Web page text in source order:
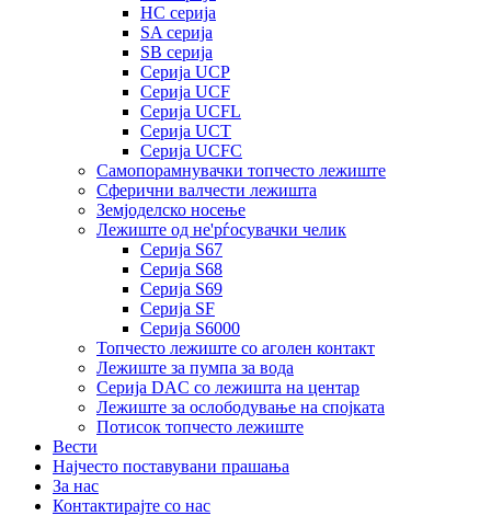
HC серија
SA серија
SB серија
Серија UCP
Серија UCF
Серија UCFL
Серија UCT
Серија UCFC
Самопорамнувачки топчесто лежиште
Сферични валчести лежишта
Земјоделско носење
Лежиште од не'рѓосувачки челик
Серија S67
Серија S68
Серија S69
Серија SF
Серија S6000
Топчесто лежиште со аголен контакт
Лежиште за пумпа за вода
Серија DAC со лежишта на центар
Лежиште за ослободување на спојката
Потисок топчесто лежиште
Вести
Најчесто поставувани прашања
За нас
Контактирајте со нас